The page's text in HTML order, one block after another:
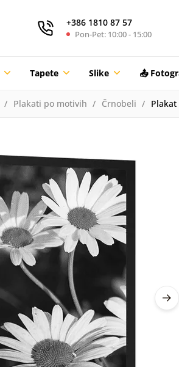
+386 1810 87 57
Pon-Pet: 10:00 - 15:00
Tapete Slike 📤
Plakati po motivih Črnobeli